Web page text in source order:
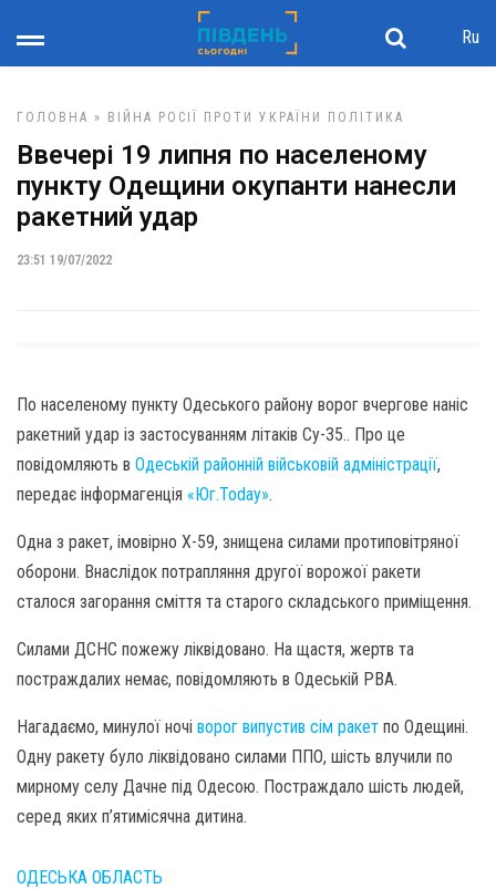
Ru
ГОЛОВНА » ВІЙНА РОСІЇ ПРОТИ УКРАЇНИ ПОЛІТИКА
Ввечері 19 липня по населеному
пункту Одещини окупанти нанесли
ракетний удар
23:51 19/07/2022
По населеному пункту Одеського району ворог вчергове наніс
ракетний удар із застосуванням літаків Су-35.. Про це
повідомляють в Одеській районній військовій адміністрації,
передає інформагенція «Юг.Today».
Одна з ракет, імовірно Х-59, знищена силами протиповітряної
оборони. Внаслідок потрапляння другої ворожої ракети
сталося загорання сміття та старого складського приміщення.
Силами ДСНС пожежу ліквідовано. На щастя, жертв та
постраждалих немає, повідомляють в Одеській РВА.
Нагадаємо, минулої ночі ворог випустив сім ракет по Одещині.
Одну ракету було ліквідовано силами ППО, шість влучили по
мирному селу Дачне під Одесою. Постраждало шість людей,
серед яких п’ятимісячна дитина.
ОДЕСЬКА ОБЛАСТЬ